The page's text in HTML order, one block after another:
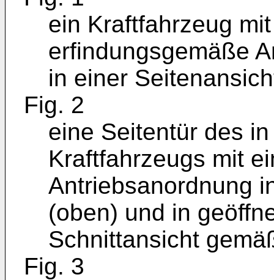
ein Kraftfahrzeug
erfindungsgemäße
in einer
Fig. 2
eine Seitentür des
Kraftfahrzeugs mit
Antriebsanordnung
(oben) und in
Schnittansicht
Fig. 3